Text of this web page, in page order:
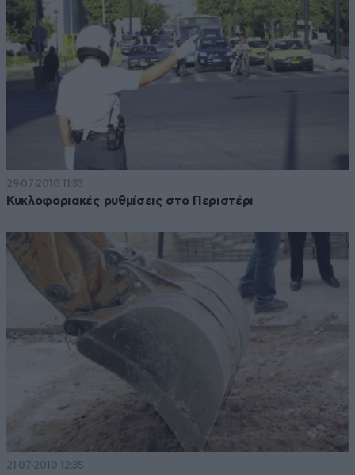
29·07·2010 11:33
Κυκλοφοριακές ρυθμίσεις στο Περιστέρι
21·07·2010 12:35